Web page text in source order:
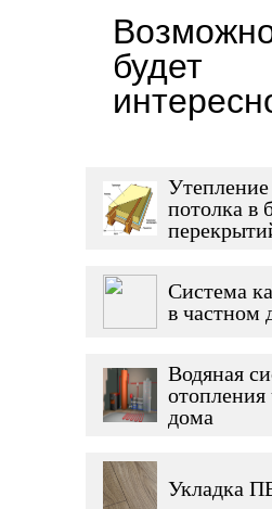
будет
Утепление
потолка в
Система
в частном
Водяная
отопления
дома
Укладка